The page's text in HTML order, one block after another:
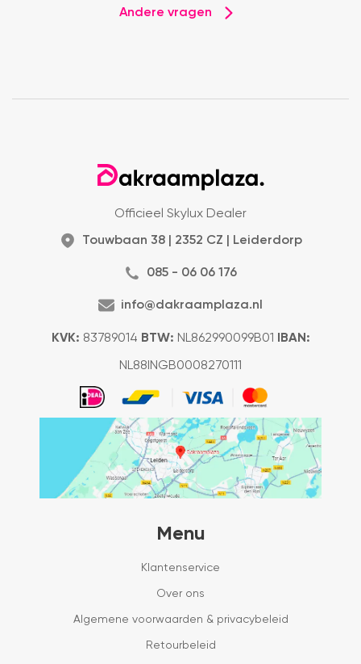
Andere vragen
Officieel Skylux Dealer
Touwbaan 38 | 2352 CZ | Leiderdorp
085 - 06 06 176
info@dakraamplaza.nl
KVK: 83789014 BTW: NL862990099B01 IBAN:
NL88INGB0008270111
Menu
Klantenservice
Over ons
Algemene voorwaarden & privacybeleid
Retourbeleid